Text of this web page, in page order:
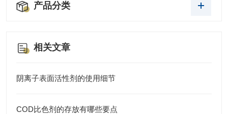
产品分类
相关文章
阴离子表面活性剂的使用细节
COD比色剂的存放有哪些要点